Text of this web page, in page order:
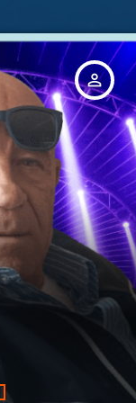
person_outline